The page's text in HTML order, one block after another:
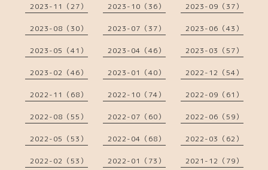
2023-11（27） 2023-10（36） 2023-09（37）
2023-08（30） 2023-07（37） 2023-06（43）
2023-05（41） 2023-04（46） 2023-03（57）
2023-02（46） 2023-01（40） 2022-12（54）
2022-11（68） 2022-10（74） 2022-09（61）
2022-08（55） 2022-07（60） 2022-06（59）
2022-05（53） 2022-04（68） 2022-03（62）
2022-02（53） 2022-01（73） 2021-12（79）